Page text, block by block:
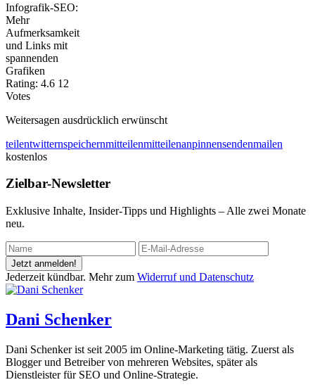
Infografik-SEO:
Mehr
Aufmerksamkeit
und Links mit
spannenden
Grafiken
Rating: 4.6 12
Votes
Weitersagen ausdrücklich erwünscht
teilentwitternspeichernmitteilenmitteilenanpinnensendenmailen
kostenlos
Zielbar-Newsletter
Exklusive Inhalte, Insider-Tipps und Highlights – Alle zwei Monate
neu.
Jetzt anmelden!
Jederzeit kündbar. Mehr zum Widerruf und Datenschutz
Dani Schenker
Dani Schenker ist seit 2005 im Online-Marketing tätig. Zuerst als
Blogger und Betreiber von mehreren Websites, später als
Dienstleister für SEO und Online-Strategie.